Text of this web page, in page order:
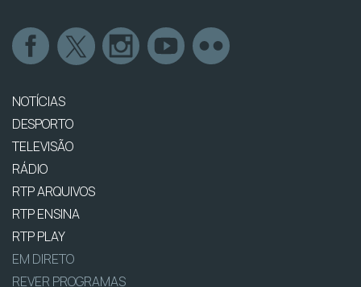
NOTÍCIAS
DESPORTO
TELEVISÃO
RÁDIO
RTP ARQUIVOS
RTP ENSINA
RTP PLAY
EM DIRETO
REVER PROGRAMAS